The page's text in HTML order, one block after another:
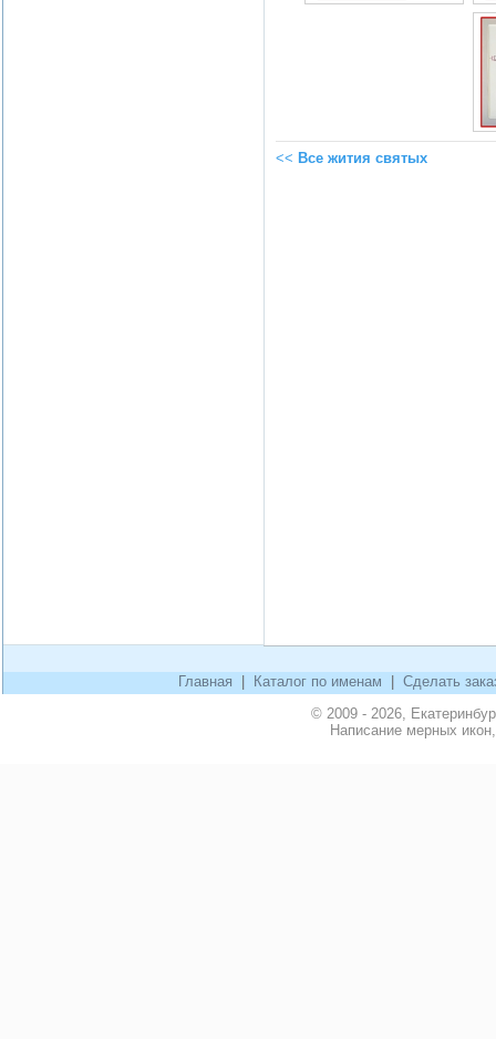
<< Все жития святых
Главная Каталог по именам
Сделать
© 2009 - 2026,
Написание мерных